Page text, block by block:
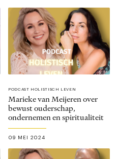
PODCAST HOLISTISCH LEVEN
Marieke van Meijeren over
bewust ouderschap,
ondernemen en spiritualiteit
09 MEI 2024